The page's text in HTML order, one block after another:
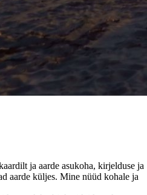
ja aarde asukoha, kirjelduse ja
aarde küljes. Mine nüüd kohale ja